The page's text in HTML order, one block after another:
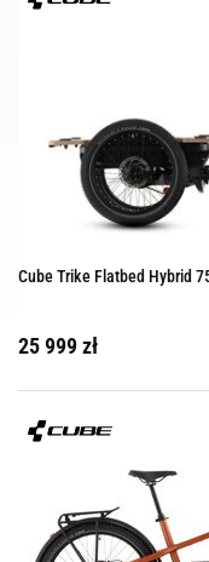
Cube Trike Flatbed Hybrid
25 999 zł